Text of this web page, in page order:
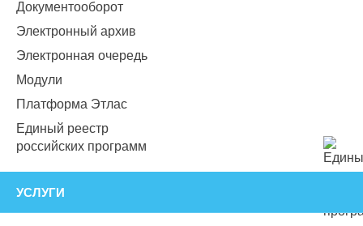
Документооборот
Электронный архив
Электронная очередь
Модули
Платформа Этлас
Единый реестр
российских программ
УСЛУГИ